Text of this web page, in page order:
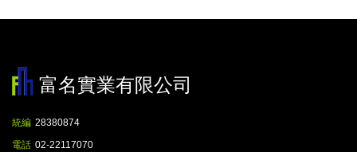
富名實業有限公司
統編 28380874
電話 02-22117070